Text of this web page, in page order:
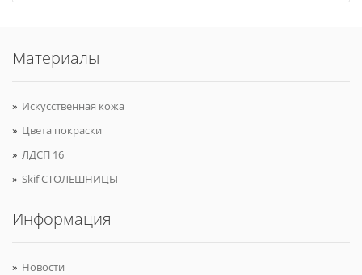
Материалы
Искусственная кожа
Цвета покраски
ЛДСП 16
Skif СТОЛЕШНИЦЫ
Информация
Новости